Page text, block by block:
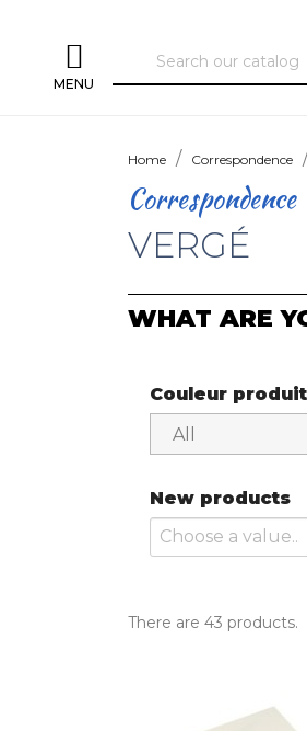
MENU
Home Correspondence
Correspondence
VERGÉ
WHAT ARE
Couleur produit
New products
There are 43 products.